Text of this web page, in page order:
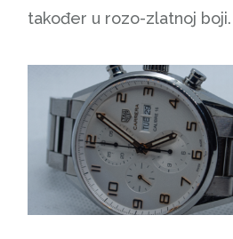
također u rozo-zlatnoj boji.